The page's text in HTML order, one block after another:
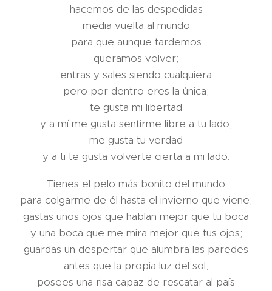
hacemos de las despedidas
media vuelta al mundo
para que aunque tardemos
queramos volver;
entras y sales siendo cualquiera
pero por dentro eres la única;
te gusta mi libertad
y a mí me gusta sentirme libre a tu lado;
me gusta tu verdad
y a ti te gusta volverte cierta a mi lado.
Tienes el pelo más bonito del mundo
para colgarme de él hasta el invierno que viene;
gastas unos ojos que hablan mejor que tu boca
y una boca que me mira mejor que tus ojos;
guardas un despertar que alumbra las paredes
antes que la propia luz del sol;
posees una risa capaz de rescatar al país